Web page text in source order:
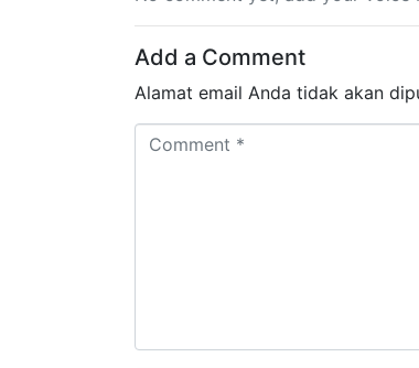
Add a Comment
Alamat email Anda tidak akan
Comment *